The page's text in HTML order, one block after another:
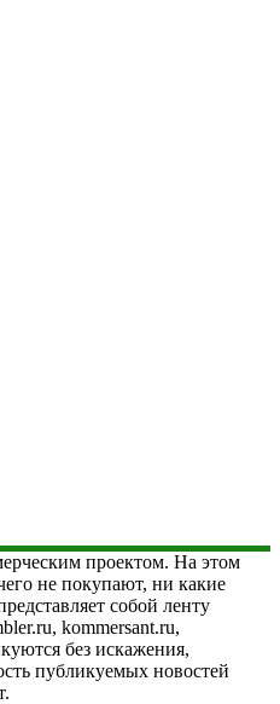
проектом. На этом
не покупают, ни какие
собой ленту
kommersant.ru,
без искажения,
публикуемых новостей